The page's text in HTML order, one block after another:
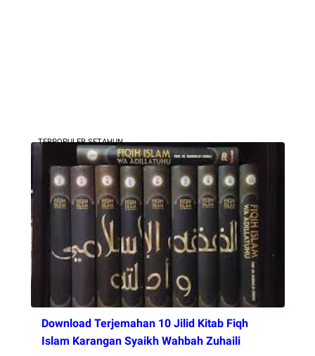
TERPOPULER SETAHUN
Download Terjemahan 10 Jilid Kitab Fiqh
Islam Karangan Syaikh Wahbah Zuhaili